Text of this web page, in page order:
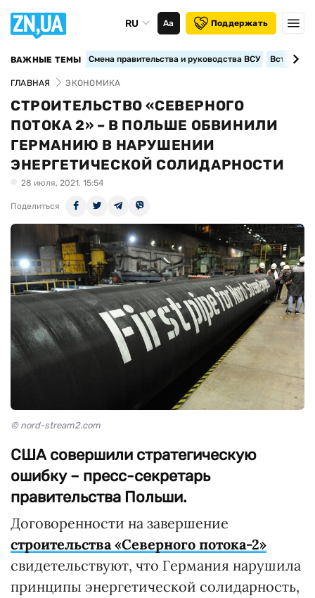
RU Аа Поддержать
ВАЖНЫЕ ТЕМЫ Смена правительства и руководства ВСУ
ГЛАВНАЯ ЭКОНОМИКА
СТРОИТЕЛЬСТВО «СЕВЕРНОГО
ПОТОКА 2» – В ПОЛЬШЕ ОБВИНИЛИ
ГЕРМАНИЮ В НАРУШЕНИИ
ЭНЕРГЕТИЧЕСКОЙ СОЛИДАРНОСТИ
28 июля, 2021, 15:54
Поделиться
© nord-stream2.com
США совершили стратегическую
ошибку – пресс-секретарь
правительства Польши.
Договоренности на завершение
строительства «Северного потока-2»
свидетельствуют, что Германия нарушила
принципы энергетической солидарность,